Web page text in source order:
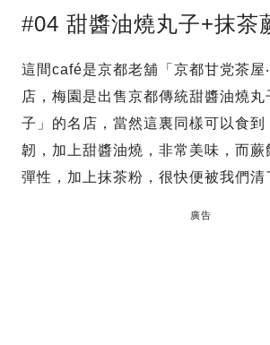
#04 甜醬油燒丸子+抹茶
這間café是京都老舖「京都甘党茶屋
店，梅園是出售京都傳統甜醬油燒丸
子」的名店，當然這裏同樣可以食到
韌，加上甜醬油燒，非常美味，而蕨
彈性，加上抹茶粉，很快便被我們清
廣告